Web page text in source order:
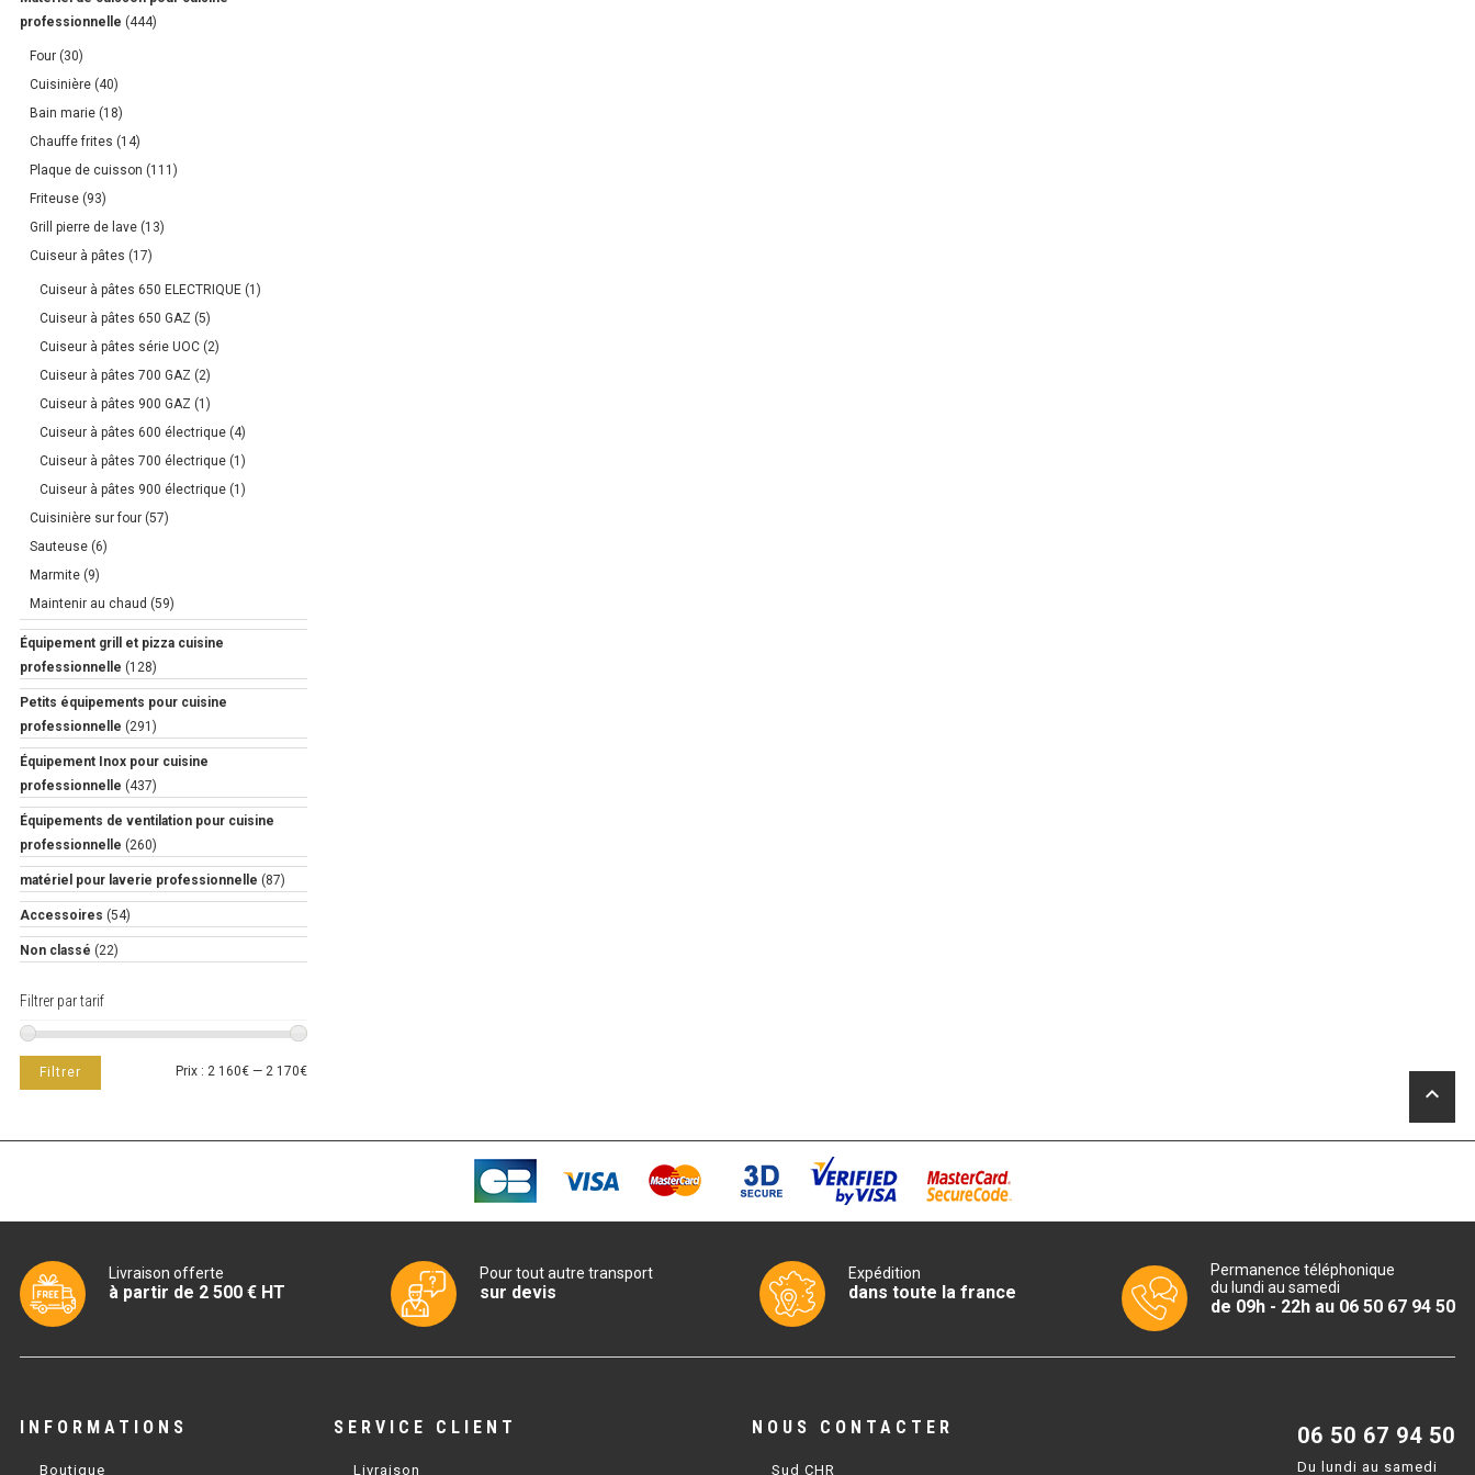
professionnelle (444)
Four (30)
Cuisinière (40)
Bain marie (18)
Chauffe frites (14)
Plaque de cuisson (111)
Friteuse (93)
Grill pierre de lave (13)
Cuiseur à pâtes (17)
Cuiseur à pâtes 650 ELECTRIQUE (1)
Cuiseur à pâtes 650 GAZ (5)
Cuiseur à pâtes série UOC (2)
Cuiseur à pâtes 700 GAZ (2)
Cuiseur à pâtes 900 GAZ (1)
Cuiseur à pâtes 600 électrique (4)
Cuiseur à pâtes 700 électrique (1)
Cuiseur à pâtes 900 électrique (1)
Cuisinière sur four (57)
Sauteuse (6)
Marmite (9)
Maintenir au chaud (59)
Équipement grill et pizza cuisine
professionnelle (128)
Petits équipements pour cuisine
professionnelle (291)
Équipement Inox pour cuisine
professionnelle (437)
Équipements de ventilation pour cuisine
professionnelle (260)
matériel pour laverie professionnelle (87)
Accessoires (54)
Non classé (22)
Filtrer par tarif
Prix
Prix
Filtrer Prix : 2 160€— 2 170€
keyboard_arrow_up
Livraison offerte
à partir de 2 500 € HT
Pour tout autre transport
sur devis
Expédition
dans toute la france
Permanence téléphonique
du lundi au samedi
de 09h - 22h au 06 50 67 94 50
INFORMATIONS
Boutique
SERVICE CLIENT
Livraison
NOUS CONTACTER
Sud CHR
06 50 67 94 50
Du lundi au samedi